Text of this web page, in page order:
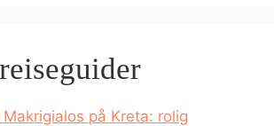
på Kreta: rolig